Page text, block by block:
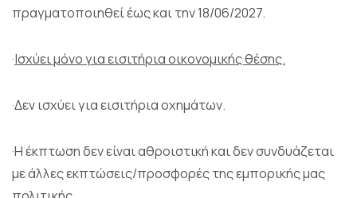
πραγματοποιηθεί έως και την 18/06/2027.
·Ισχύει μόνο για εισιτήρια οικονομικής θέσης.
·Δεν ισχύει για εισιτήρια οχημάτων.
·Η έκπτωση δεν είναι αθροιστική και δεν συνδυάζεται
με άλλες εκπτώσεις/προσφορές της εμπορικής μας